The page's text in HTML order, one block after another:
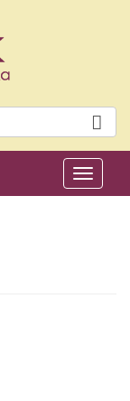
Toggle